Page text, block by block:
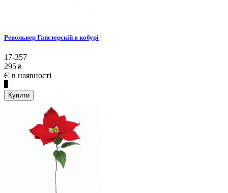
Револьвер Ганстерскій в кобурі
17-357
295 ₴
Є в наявності
Купити